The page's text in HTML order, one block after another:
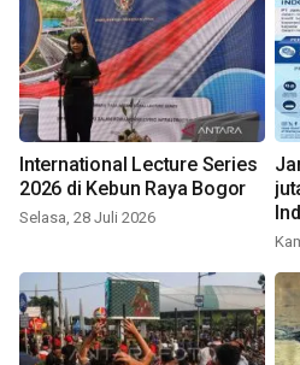
International Lecture Series
2026 di Kebun Raya Bogor
Selasa, 28 Juli 2026